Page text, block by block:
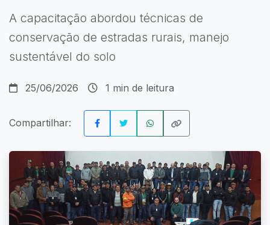
A capacitação abordou técnicas de
conservação de estradas rurais, manejo
sustentável do solo
25/06/2026 1 min de leitura
Compartilhar: